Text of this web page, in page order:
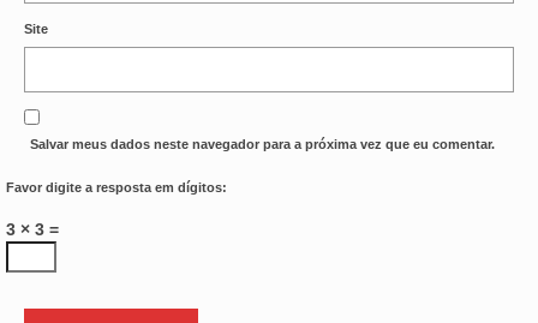
SOLIDARIEDADE
TÉCNICOS JUDICIÁRIOS
TECNOLOGIA DA INFORMAÇÃO
Site
Salvar meus dados neste navegador para a próxima vez que eu comentar.
Favor digite a resposta em dígitos:
3 × 3 =